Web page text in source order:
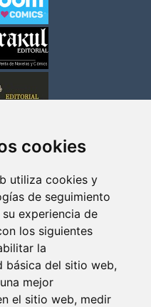
cookies
utiliza cookies y
de seguimiento
experiencia de
los siguientes
la
básica del sitio web,
mejor
el sitio web, medir
LA ACTRIZ MAS GUAPA DE
RICKARDS), LAS FOTOS
ALIADA DE ARROW